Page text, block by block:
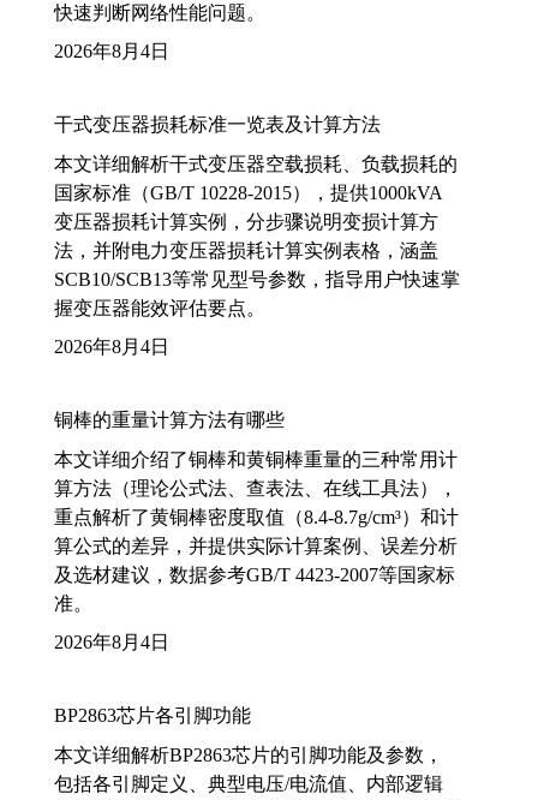
快速判断网络性能问题。
2026年8月4日
干式变压器损耗标准一览表及计算方法
本文详细解析干式变压器空载损耗、负载损耗的
国家标准（GB/T 10228-2015），提供1000kVA
变压器损耗计算实例，分步骤说明变损计算方
法，并附电力变压器损耗计算实例表格，涵盖
SCB10/SCB13等常见型号参数，指导用户快速掌
握变压器能效评估要点。
2026年8月4日
铜棒的重量计算方法有哪些
本文详细介绍了铜棒和黄铜棒重量的三种常用计
算方法（理论公式法、查表法、在线工具法），
重点解析了黄铜棒密度取值（8.4-8.7g/cm³）和计
算公式的差异，并提供实际计算案例、误差分析
及选材建议，数据参考GB/T 4423-2007等国家标
准。
2026年8月4日
BP2863芯片各引脚功能
本文详细解析BP2863芯片的引脚功能及参数，
包括各引脚定义、典型电压/电流值、内部逻辑